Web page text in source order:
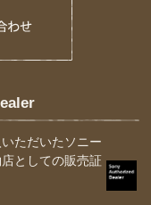
ただいたソニー
としての販売証